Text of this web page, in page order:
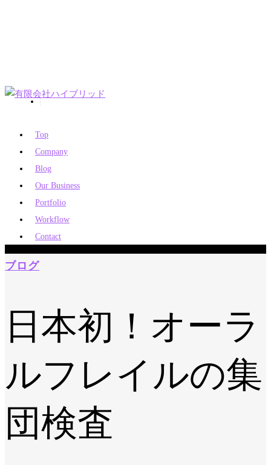
Top
Company
Blog
Our Business
Portfolio
Workflow
Contact
ブログ
日本初！オーラ
ルフレイルの集
団検査